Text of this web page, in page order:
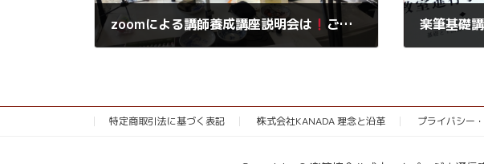
zoomによる講師養成講座説明会は ご都合の良い日時を2、3お知らせいただければ設定させて頂いています 楽筆基礎
特定商取引法に基づく表記 株式会社KANADA 理念と沿革 プライバシー